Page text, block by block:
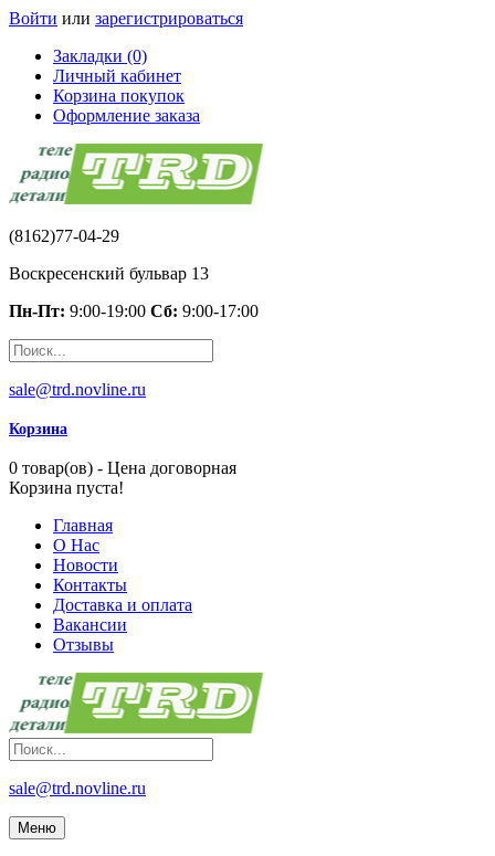
Войти или зарегистрироваться
Закладки (0)
Личный кабинет
Корзина покупок
Оформление заказа
(8162)77-04-29
Воскресенский бульвар 13
Пн-Пт: 9:00-19:00 Сб: 9:00-17:00
sale@trd.novline.ru
Корзина
0 товар(ов) - Цена договорная
Корзина пуста!
Главная
О Нас
Новости
Контакты
Доставка и оплата
Вакансии
Отзывы
sale@trd.novline.ru
Меню